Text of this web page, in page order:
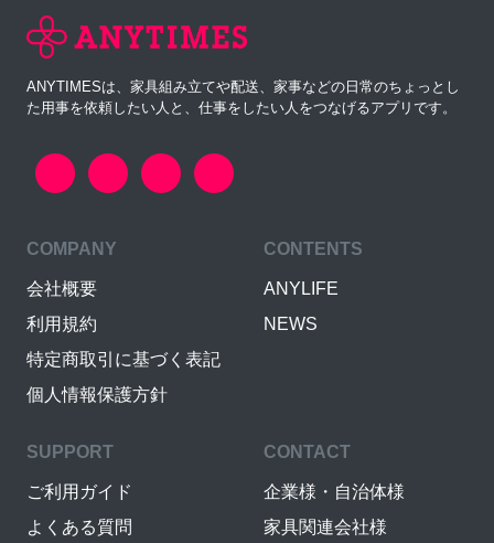
ANYTIMESは、家具組み立てや配送、家事などの日常のちょっとし
た用事を依頼したい人と、仕事をしたい人をつなげるアプリです。
COMPANY
会社概要
利用規約
特定商取引に基づく表記
個人情報保護方針
CONTENTS
ANYLIFE
NEWS
SUPPORT
ご利用ガイド
よくある質問
CONTACT
企業様・自治体様
家具関連会社様